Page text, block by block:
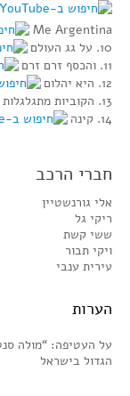
Me Argentina
10. על גג העולם
11. והכסף זרם זרם
12. היא יהלום
13. הקוביות מתגלגלות
14. קינה
חברי הרכב
אלי גורנשטיין
ריקי גל
ששי קשת
ויקי תבור
עירית ענבי
הערות
על העטיפה: “מולה
הגדול בישראל